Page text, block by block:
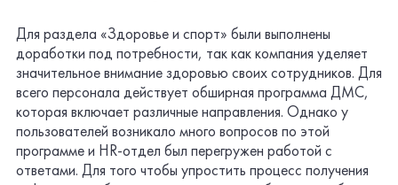
часто задаваемыми вопросами по разным темам. Теперь
сотрудникам гораздо проще найти ответы, а HR-отдел
может более качественно предоставить поддержку в